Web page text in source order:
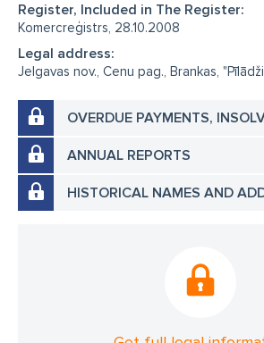
Register, Included in The Register:
Komercreģistrs, 28.10.2008
Legal address:
Jelgavas nov., Cenu pag., Brankas,
OVERDUE PAYMENTS,
ANNUAL REPORTS
HISTORICAL NAMES AND